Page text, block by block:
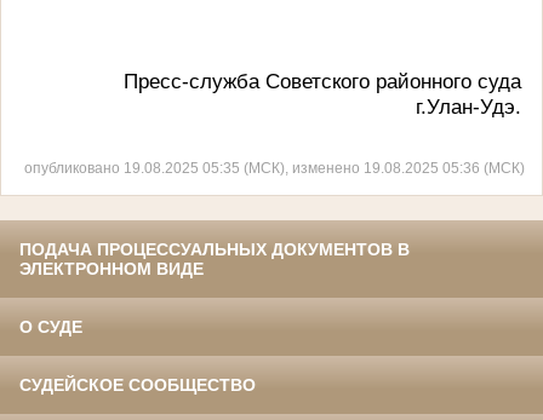
Пресс-служба Советского районного суда
г.Улан-Удэ.
опубликовано 19.08.2025 05:35 (МСК), изменено 19.08.2025 05:36 (МСК)
ПОДАЧА ПРОЦЕССУАЛЬНЫХ ДОКУМЕНТОВ В
ЭЛЕКТРОННОМ ВИДЕ
О СУДЕ
СУДЕЙСКОЕ СООБЩЕСТВО